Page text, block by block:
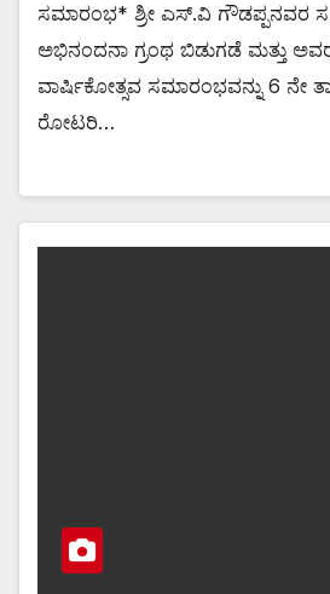
ಸಮಾರಂಭ* ಶ್ರೀ ಎಸ್.ವಿ ಗೌಡಪ್ಪನವರ
ಅಭಿನಂದನಾ ಗ್ರಂಥ ಬಿಡುಗಡೆ ಮತ್ತು
ವಾರ್ಷಿಕೋತ್ಸವ ಸಮಾರಂಭವನ್ನು 6 ನೇ
ರೋಟರಿ…